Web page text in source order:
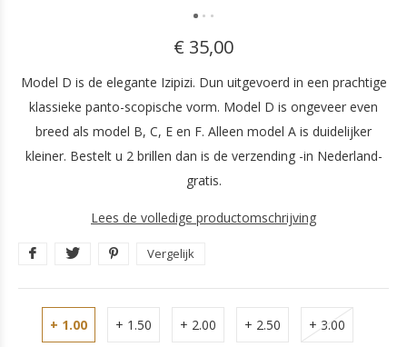
€ 35,00
Model D is de elegante Izipizi. Dun uitgevoerd in een prachtige
klassieke panto-scopische vorm. Model D is ongeveer even
breed als model B, C, E en F. Alleen model A is duidelijker
kleiner. Bestelt u 2 brillen dan is de verzending -in Nederland-
gratis.
Lees de volledige productomschrijving
Vergelijk
+ 1.00 + 1.50 + 2.00 + 2.50 + 3.00